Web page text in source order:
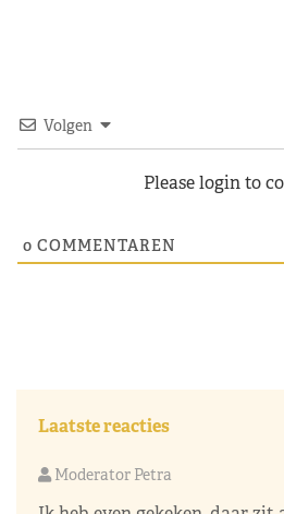
Volgen
Please login to
0 COMMENTAREN
Laatste reacties
Moderator Petra